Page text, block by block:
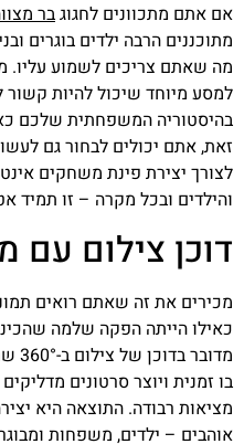
אם אתם מתכוונים לחגוגבר
מתוכננים הרבה ילדים בוגרים
מה שאתם צריכים לשמוע עליו.
למסע מיוחד שיכול להיות קשור
בהיסטוריה המשפחתית שלכם
זאת, אתם יכולים לבחור גם
לצורך יצירת פינת משחקים
והילדים ובכל מקרה – זו תמיד
דוכן צילום עם
מכירים את זה שאתם רואים
כאילו הייתה הפקה שלמה
בו זמנית ויוצר סרטונים
מציאות רבודה. התוצאה היא
אוהבים – ילדים, משפחות